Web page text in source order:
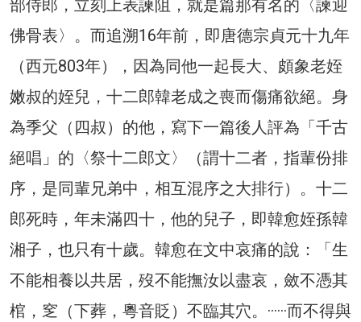
部侍郎，立刻上表諫阻，就是篇那有名的〈諫迎
佛骨表〉。而追溯16年前，即唐德宗貞元十九年
（西元803年），因為同他一起長大、頗象老姪
嫩叔的姪兒，十二郎韓老成之喪而傷痛欲絕。身
為季父（四叔）的他，寫下一篇後人評為「千古
絕唱」的〈祭十二郎文〉（謂十二者，指輩份排
序，是同輩兄弟中，相互混序之大排行）。十二
郎死時，年未滿四十，他的兒子，即韓愈姪孫韓
湘子，也只有十歲。韓愈在文中哀痛的說：「生
不能相養以共居，歿不能撫汝以盡哀，斂不憑其
棺，窆（下葬，粵音貶）不臨其穴。······而不得與